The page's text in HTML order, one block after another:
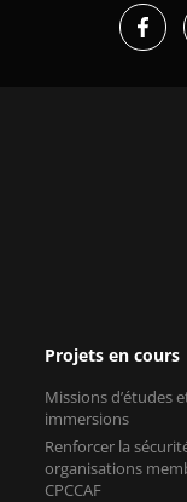
Projets en cours
Missions d’études
immersions
Renforcer la
organisations
CPCCAF